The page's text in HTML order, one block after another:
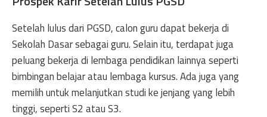
Setelah lulus dari PGSD, calon guru dapat bekerja di
Sekolah Dasar sebagai guru. Selain itu, terdapat juga
peluang bekerja di lembaga pendidikan lainnya seperti
bimbingan belajar atau lembaga kursus. Ada juga yang
memilih untuk melanjutkan studi ke jenjang yang lebih
tinggi, seperti S2 atau S3.